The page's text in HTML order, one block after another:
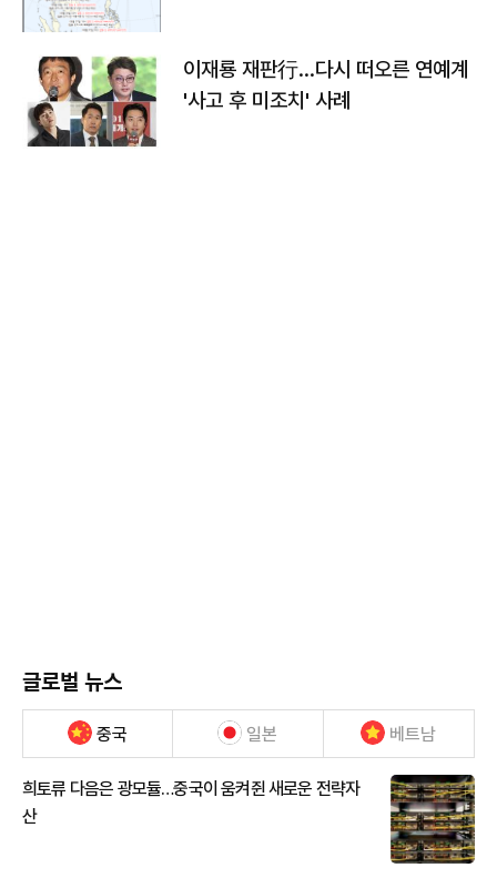
이재룡 재판行…다시 떠오른 연예계
'사고 후 미조치' 사례
글로벌 뉴스
중국 일본 베트남
희토류 다음은 광모듈…중국이 움켜쥔 새로운 전략자
산